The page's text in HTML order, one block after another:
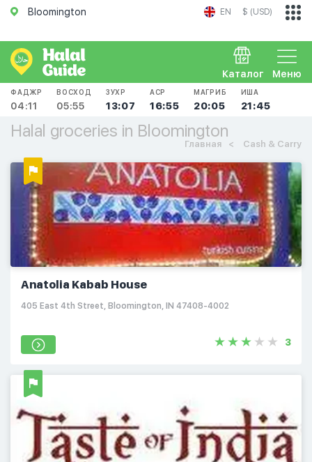
Bloomington EN $ (USD)
Меню
Каталог
ФАДЖР
04:11
ВОСХОД
05:55
ЗУХР
13:07
АСР
16:55
МАГРИБ
20:05
ИША
21:45
Halal groceries in Bloomington
Главная Cash & Carry
Anatolia Kabab House
405 East 4th Street, Bloomington, IN 47408-4002
3